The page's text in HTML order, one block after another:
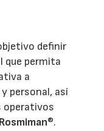
definir
que permita
a
personal, así
operativos
Rosmiman®.